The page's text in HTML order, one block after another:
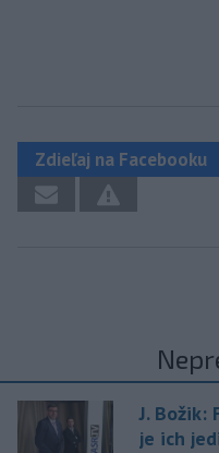
Zdieľaj na Facebooku
J. Božik:
je ich